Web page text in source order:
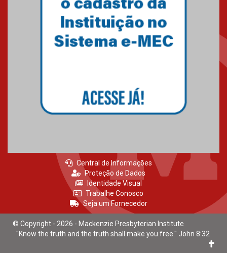
27.02.2026
Central de Informações
Proteção de Dados
Identidade Visual
Trabalhe Conosco
Seja um Fornecedor
© Copyright - 2026 - Mackenzie Presbyterian Institute
"Know the truth and the truth shall make you free." John 8:32